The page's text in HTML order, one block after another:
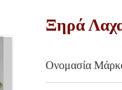
Ξηρά
Ονομασία